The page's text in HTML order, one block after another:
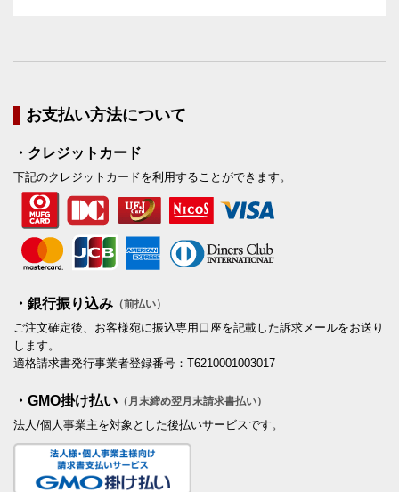
お支払い方法について
・クレジットカード
下記のクレジットカードを利用することができます。
・銀行振り込み （前払い）
ご注文確定後、お客様宛に振込専用口座を記載した訴求メールをお送り
します。
適格請求書発行事業者登録番号：T6210001003017
・GMO掛け払い （月末締め翌月末請求書払い）
法人/個人事業主を対象とした後払いサービスです。